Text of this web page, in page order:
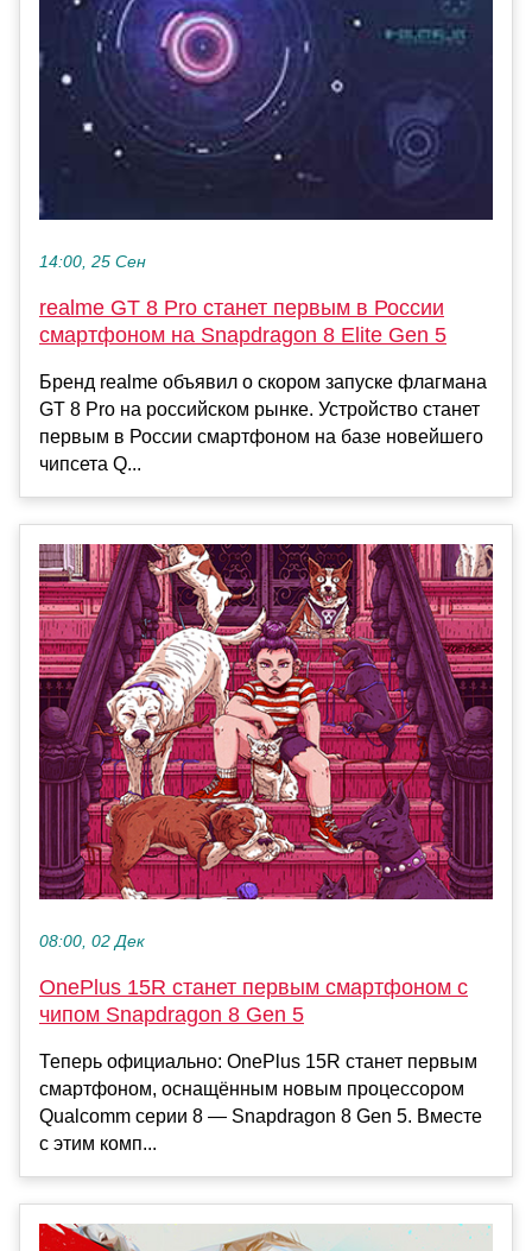
14:00, 25 Сен
realme GT 8 Pro станет первым в России
смартфоном на Snapdragon 8 Elite Gen 5
Бренд realme объявил о скором запуске флагмана
GT 8 Pro на российском рынке. Устройство станет
первым в России смартфоном на базе новейшего
чипсета Q...
08:00, 02 Дек
OnePlus 15R станет первым смартфоном с
чипом Snapdragon 8 Gen 5
Теперь официально: OnePlus 15R станет первым
смартфоном, оснащённым новым процессором
Qualcomm серии 8 — Snapdragon 8 Gen 5. Вместе
с этим комп...